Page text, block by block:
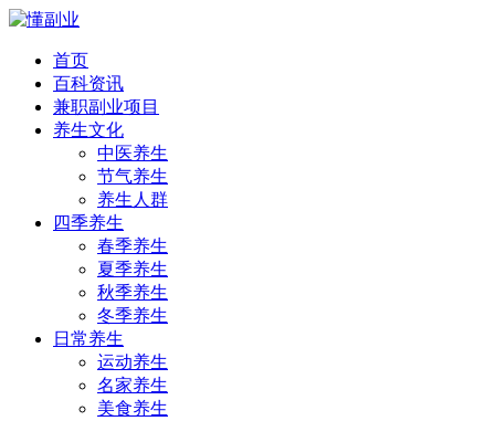
首页
百科资讯
兼职副业项目
养生文化
中医养生
节气养生
养生人群
四季养生
春季养生
夏季养生
秋季养生
冬季养生
日常养生
运动养生
名家养生
美食养生